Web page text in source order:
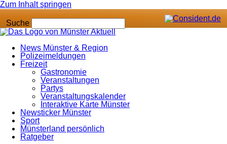
Zum Inhalt springen
Suche
News Münster & Region
Polizeimeldungen
Freizeit
Gastronomie
Veranstaltungen
Partys
Veranstaltungskalender
Interaktive Karte Münster
Newsticker Münster
Sport
Münsterland persönlich
Ratgeber